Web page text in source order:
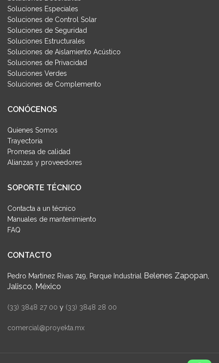
Soluciones Especiales
Soluciones de Control Solar
Soluciones de Seguridad
Soluciones Estructurales
Soluciones de Aislamiento Acústico
Soluciones de Privacidad
Soluciones Verdes
Soluciones de Complemento
CONÓCENOS
Quienes Somos
Trayectoria
Promesa de calidad
Alianzas y proveedores
SOPORTE TÉCNICO
Contacta a un técnico
Manuales de mantenimiento
FAQ
CONTACTO
Pedro Martinez Rivas 749, Parque Industrial Belenes Zapopan,
Jalisco, México
(33) 3848 27 00 y (33) 3848 28 00
comercial@proyekta.mx